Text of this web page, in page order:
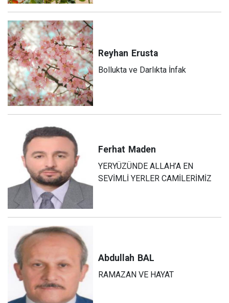
Reyhan Erusta
Bollukta ve Darlıkta İnfak
Ferhat Maden
YERYÜZÜNDE ALLAH’A EN
SEVİMLİ YERLER CAMİLERİMİZ
Abdullah BAL
RAMAZAN VE HAYAT